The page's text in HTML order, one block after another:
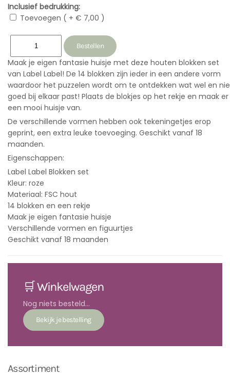
Inclusief bedrukking:
Toevoegen ( + € 7,00 )
Maak je eigen fantasie huisje met deze houten blokken set
van Label Label! De 14 blokken zijn ieder in een andere vorm
waardoor het puzzelen wordt om te ontdekken wat wel en
goed bij elkaar past! Plaats de blokjes op het rekje en maak er
een mooi huisje van.
De verschillende vormen hebben ook tekeningetjes erop
geprint, een extra leuke toevoeging. Geschikt vanaf 18
maanden.
Eigenschappen:
Label Label Blokken set
Kleur: roze
Materiaal: FSC hout
14 blokken en een rekje
Maak je eigen fantasie huisje
Verschillende vormen en figuurtjes
Geschikt vanaf 18 maanden
🛒 Winkelwagen
Nog niets besteld...
Assortiment